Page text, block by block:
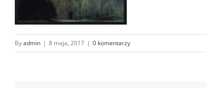
Byadmin | 8 maja, 2017 | 0 komentarzy